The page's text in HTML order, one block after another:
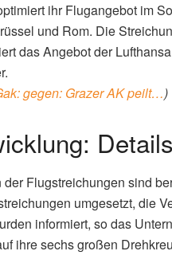
ihr Flugangebot im
und Rom. Die
das Angebot der
gegen: Grazer AK peilt…)
Flugstreichungen sind
umgesetzt, die
informiert, so das
ihre sechs großen